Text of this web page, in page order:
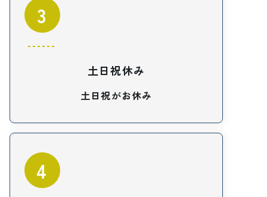
3
土日祝休み
土日祝がお休み
4